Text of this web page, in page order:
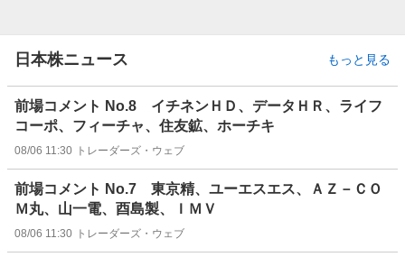
日本株ニュース もっと見る
前場コメント No.8 イチネンＨＤ、データＨＲ、ライフ
コーポ、フィーチャ、住友鉱、ホーチキ
08/06 11:30 トレーダーズ・ウェブ
前場コメント No.7 東京精、ユーエスエス、ＡＺ－ＣＯ
Ｍ丸、山一電、酉島製、ＩＭＶ
08/06 11:30 トレーダーズ・ウェブ